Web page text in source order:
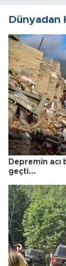
Dünyadan
Depremin acı
geçti...